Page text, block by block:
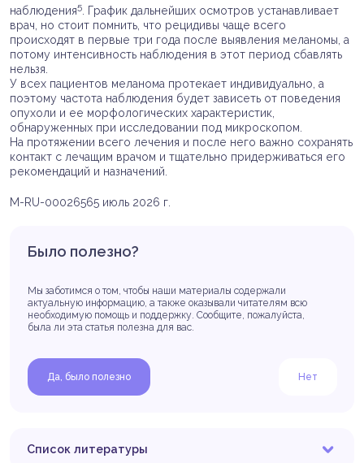
наблюдения5 . График дальнейших осмотров устанавливает
врач, но стоит помнить, что рецидивы чаще всего
происходят в первые три года после выявления меланомы, а
потому интенсивность наблюдения в этот период сбавлять
нельзя.
У всех пациентов меланома протекает индивидуально, а
поэтому частота наблюдения будет зависеть от поведения
опухоли и ее морфологических характеристик,
обнаруженных при исследовании под микроскопом.
На протяжении всего лечения и после него важно сохранять
контакт с лечащим врачом и тщательно придерживаться его
рекомендаций и назначений.
M-RU-00026565 июль 2026 г.
Было полезно?
Мы заботимся о том, чтобы наши материалы содержали
актуальную информацию, а также оказывали читателям всю
необходимую помощь и поддержку. Сообщите, пожалуйста,
была ли эта статья полезна для вас.
Да, было полезно Нет
Список литературы